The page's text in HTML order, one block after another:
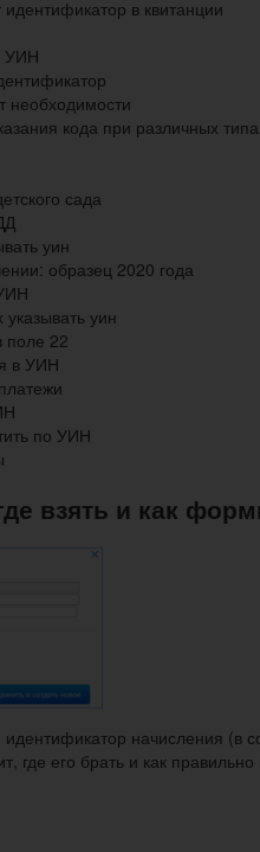
в квитанции
УИН
необходимости
кода при различных
сада
уин
образец 2020 года
указывать уин
поле 22
в УИН
по УИН
взять и как
начисления
где его брать и как